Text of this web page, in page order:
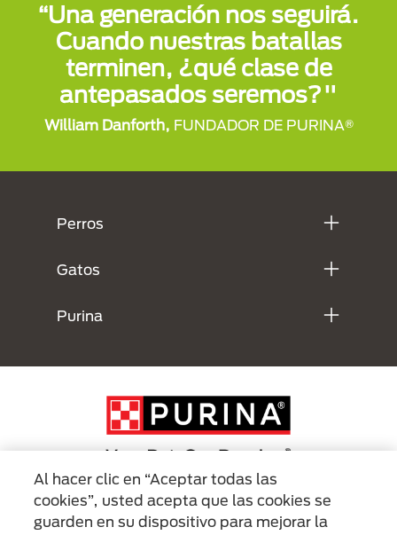
“Una generación nos seguirá.
Cuando nuestras batallas
terminen, ¿qué clase de
antepasados ​​seremos?"
William Danforth, FUNDADOR DE PURINA®
Perros
Gatos
Purina
Menu Footer Secundario Purina
Al hacer clic en “Aceptar todas las
cookies”, usted acepta que las cookies se
guarden en su dispositivo para mejorar la